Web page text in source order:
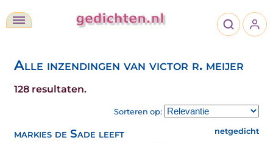
Alle inzendingen van victor r. meijer
128 resultaten.
Sorteren op:
markies de Sade leeft netgedicht